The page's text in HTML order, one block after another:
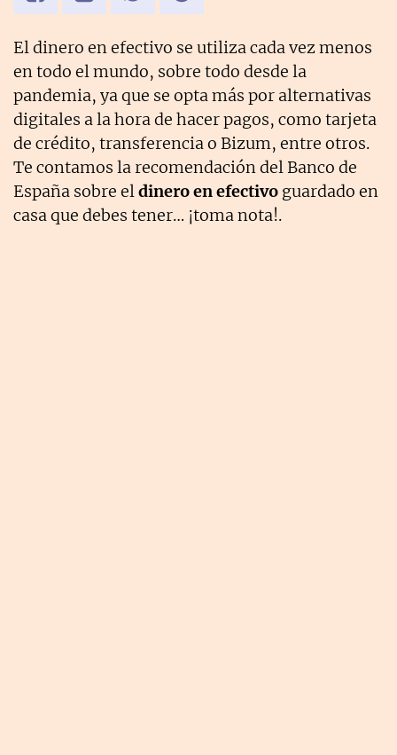
El dinero en efectivo se utiliza cada vez menos
en todo el mundo, sobre todo desde la
pandemia, ya que se opta más por alternativas
digitales a la hora de hacer pagos, como tarjeta
de crédito, transferencia o Bizum, entre otros.
Te contamos la recomendación del Banco de
España sobre eldinero en efectivo guardado en
casa que debes tener… ¡toma nota!.